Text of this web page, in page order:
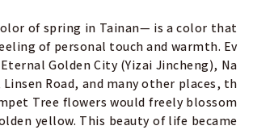
of spring in Tainan— is a color that
of personal touch and warmth. Ev
Golden City (Yizai Jincheng), Na
Road, and many other places, th
Tree flowers would freely blossom
yellow. This beauty of life became